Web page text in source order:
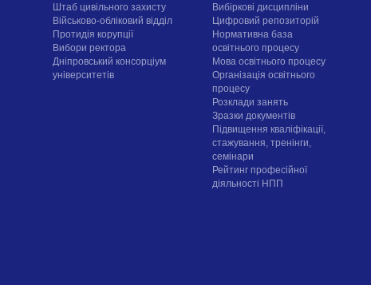
Штаб цивільного захисту
Військово-обліковий відділ
Протидія корупції
Вибори ректора
Дніпровський консорціум
університетів
Вибіркові дисципліни
Цифровий репозиторій
Нормативна база
освітнього процесу
Мова освітнього процесу
Організація освітнього
процесу
Розклади занять
Зразки документів
Підвищення кваліфікації,
стажування, тренінги,
семінари
Рейтинг професійної
діяльності НПП